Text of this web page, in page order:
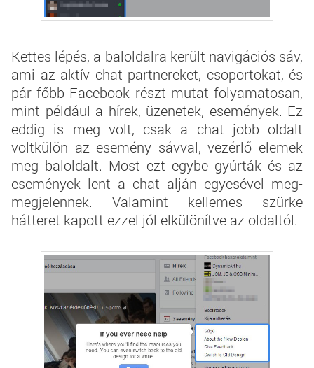
Kettes lépés, a baloldalra került navigációs sáv,
ami az aktív chat partnereket, csoportokat, és
pár főbb Facebook részt mutat folyamatosan,
mint például a hírek, üzenetek, események. Ez
eddig is meg volt, csak a chat jobb oldalt
voltkülön az esemény sávval, vezérlő elemek
meg baloldalt. Most ezt egybe gyúrták és az
események lent a chat alján egyesével meg-
megjelennek. Valamint kellemes szürke
hátteret kapott ezzel jól elkülönítve az oldaltól.